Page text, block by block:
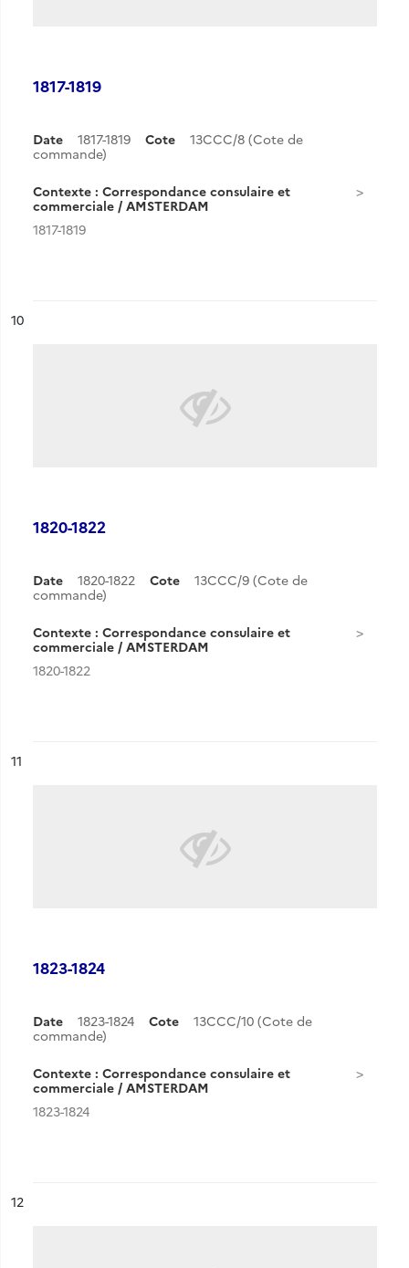
1817-1819
Date 1817-1819 Cote
13CCC/8 (Cote de
commande)
Contexte : Correspondance consulaire et
commerciale / AMSTERDAM
1817-1819
n°
10
1820-1822
Date 1820-1822 Cote
13CCC/9 (Cote de
commande)
Contexte : Correspondance consulaire et
commerciale / AMSTERDAM
1820-1822
n°
11
1823-1824
Date 1823-1824 Cote
13CCC/10 (Cote de
commande)
Contexte : Correspondance consulaire et
commerciale / AMSTERDAM
1823-1824
n°
12